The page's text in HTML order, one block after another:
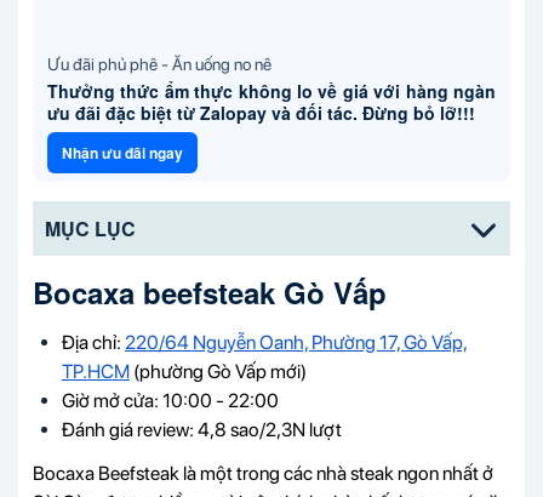
Ưu đãi phủ phê - Ăn uống no nê
Thưởng thức ẩm thực không lo về giá với hàng ngàn
ưu đãi đặc biệt từ Zalopay và đối tác. Đừng bỏ lỡ!!!
Nhận ưu đãi ngay
MỤC LỤC
Bocaxa beefsteak Gò Vấp
Địa chỉ: 220/64 Nguyễn Oanh, Phường 17, Gò Vấp,
TP.HCM (phường Gò Vấp mới)
Giờ mở cửa: 10:00 - 22:00
Đánh giá review: 4,8 sao/2,3N lượt
Bocaxa Beefsteak là một trong các nhà steak ngon nhất ở